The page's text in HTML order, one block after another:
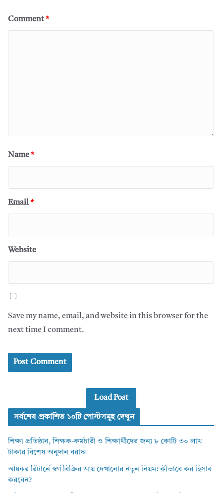
Comment*
Name*
Email*
Website
Save my name, email, and website in this browser for the
next time I comment.
Load Post
সর্বশেষ প্রকাশিত ১০টি পোস্টসমূহ দেখুন
শিক্ষা প্রতিষ্ঠান, শিক্ষক-কর্মচারী ও শিক্ষার্থীদের জন্য ৮ কোটি ৩০ লাখ
টাকার বিশেষ অনুদান বরাদ্দ
আয়কর রিটার্নে স্বর্ণ বিক্রির আয় দেখানোর নতুন নিয়ম: কীভাবে কর হিসাব
করবেন?